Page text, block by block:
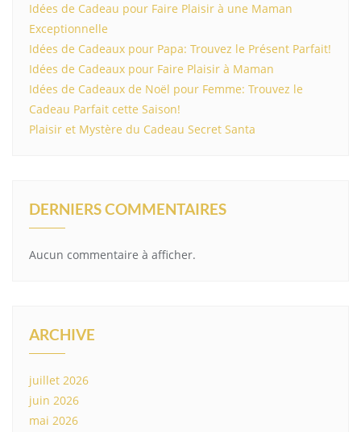
Idées de Cadeau pour Faire Plaisir à une Maman
Exceptionnelle
Idées de Cadeaux pour Papa: Trouvez le Présent Parfait!
Idées de Cadeaux pour Faire Plaisir à Maman
Idées de Cadeaux de Noël pour Femme: Trouvez le
Cadeau Parfait cette Saison!
Plaisir et Mystère du Cadeau Secret Santa
DERNIERS COMMENTAIRES
Aucun commentaire à afficher.
ARCHIVE
juillet 2026
juin 2026
mai 2026